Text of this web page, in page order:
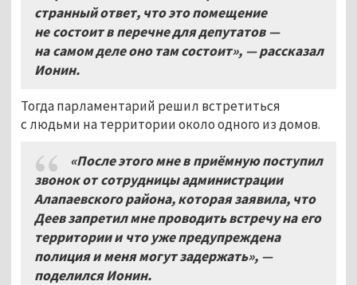
странный ответ, что это помещение
не состоит в перечне для депутатов —
на самом деле оно там состоит», — рассказал
Ионин.
Тогда парламентарий решил встретиться
с людьми на территории около одного из домов.
«После этого мне в приёмную поступил
звонок от сотрудницы администрации
Алапаевского района, которая заявила, что
Деев запретил мне проводить встречу на его
территории и что уже предупреждена
полиция и меня могут задержать», —
поделился Ионин.